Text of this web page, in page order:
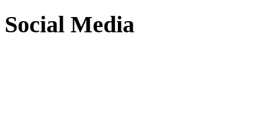
Social Media